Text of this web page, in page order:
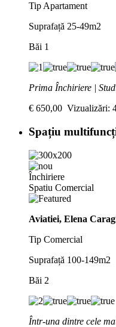
Tip Apartament
Suprafață 25-49m2
Băi 1
Prima Închiriere |
€ 650,00 Vizualizări:
Spațiu
Închiriere
Spatiu Comercial
Aviatiei, Elena
Tip Comercial
Suprafață 100-149m2
Băi 2
Într-una dintre cele